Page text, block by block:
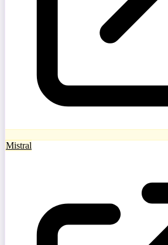
Mistral